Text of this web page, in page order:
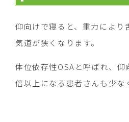
仰向けで寝ると、重力により
気道が狭くなります。
体位依存性OSAと呼ばれ、
倍以上になる患者さんも少な